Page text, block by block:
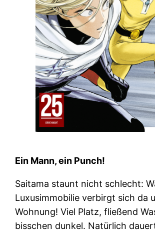
Ein Mann, ein Punch!
Saitama staunt nicht schlecht:
Luxusimmobilie verbirgt sich da
Wohnung! Viel Platz, fließend
bisschen dunkel. Natürlich